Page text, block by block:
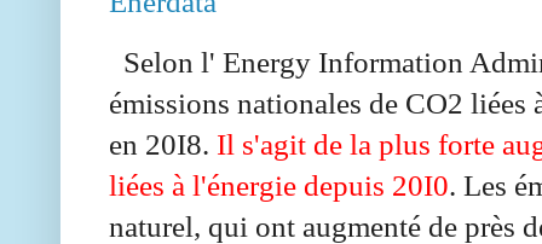
Selon l' Energy Information
émissions nationales de CO2 liées
en 20I8. Il s'agit de la plus forte
liées à l'énergie depuis 20I0. Les
naturel, qui ont augmenté de près